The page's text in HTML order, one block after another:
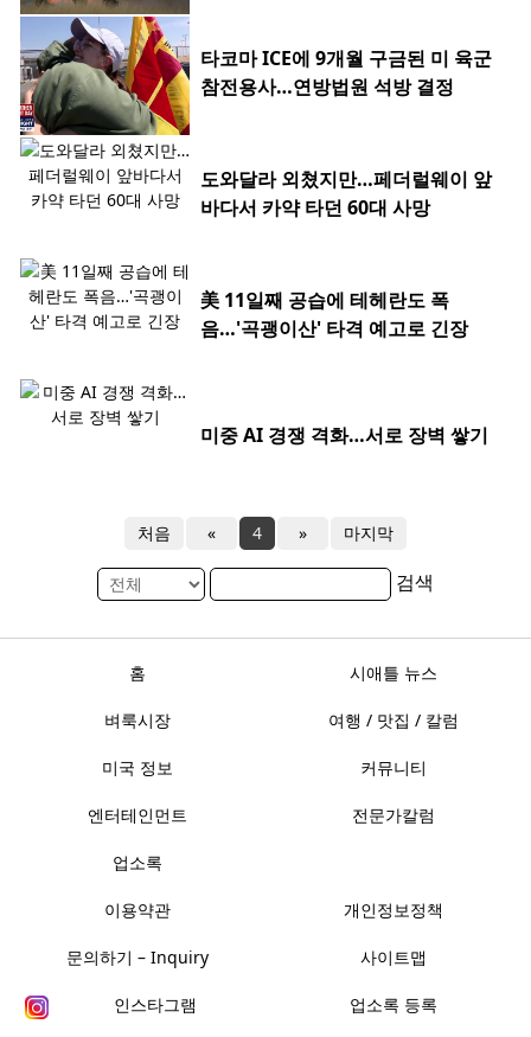
타코마 ICE에 9개월 구금된 미 육군
참전용사…연방법원 석방 결정
도와달라 외쳤지만…페더럴웨이 앞
바다서 카약 타던 60대 사망
美 11일째 공습에 테헤란도 폭
음…'곡괭이산' 타격 예고로 긴장
미중 AI 경쟁 격화…서로 장벽 쌓기
처음 « 4 » 마지막
검색
홈 시애틀 뉴스
벼룩시장 여행 / 맛집 / 칼럼
미국 정보 커뮤니티
엔터테인먼트 전문가칼럼
업소록
이용약관 개인정보정책
문의하기 – Inquiry 사이트맵
인스타그램 업소록 등록